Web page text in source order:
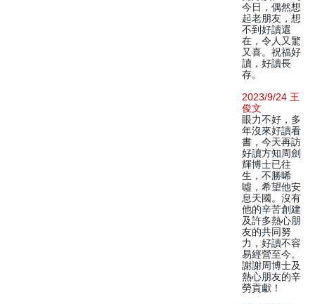
今日，偶然想
起老朋友，想
不到好讀還
在，令人又驚
又喜。祝福好
讀，好讀長
存。
2023/9/24 王
俊文
眼力不好，多
年沒來好讀看
書，今天再訪
好讀方知周劍
輝博士已往
生，不勝唏
噓，希望他安
息天國。沒有
他的辛苦創建
及許多熱心朋
友的共同努
力，好讀不容
易經營至今。
謝謝周博士及
熱心朋友的辛
勞貢獻！